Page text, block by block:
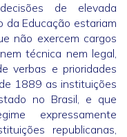
de elevada
da Educação estariam
não exercem cargos
técnica nem legal,
verbas e prioridades
1889 as instituições
no Brasil, e que
expressamente
republicanas,